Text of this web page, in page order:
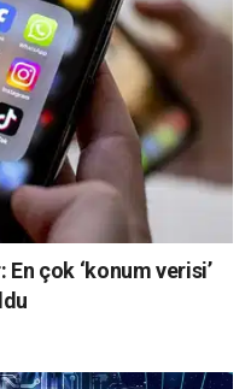
En çok ‘konum verisi’